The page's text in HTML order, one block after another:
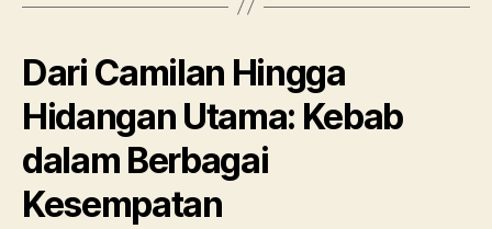
Dari Camilan Hingga
Hidangan Utama: Kebab
dalam Berbagai
Kesempatan